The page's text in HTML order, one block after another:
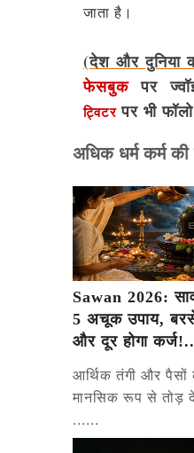
जाता है।
(देश और दुनिया
फेसबुकपर
ट्विटर पर भी
अधिक धर्म कर्म
Sawan 2026:
5 अचूक उपाय,
और दूर होगा कर्ज!..
आर्थिक तंगी और पैसों
मानसिक रूप से तोड़
......